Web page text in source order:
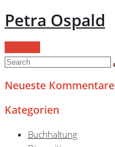
Petra Ospald
Neueste Kommentare
Kategorien
Buchhaltung